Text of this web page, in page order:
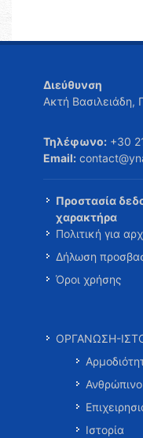
Διεύθυνση
Ακτή
Τηλέφωνο: +30
Email:
Προστασία
χαρακτήρα
Πολιτική για
Δήλωση
Όροι χρήσης
ΟΡΓΑΝΩΣΗ-
Ιστορία